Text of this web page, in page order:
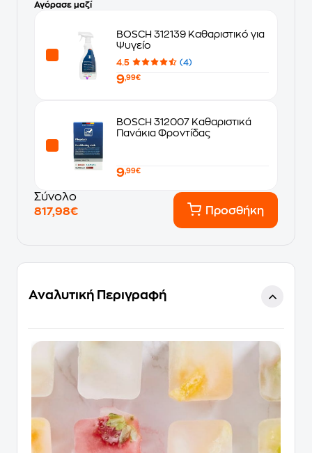
Αγόρασε μαζί
BOSCH 312139 Καθαριστικό για
Ψυγείο
4.5 (4)
9,99€
BOSCH 312007 Καθαριστικά
Πανάκια Φροντίδας
9,99€
Σύνολο
817,98€
Προσθήκη
Αναλυτική Περιγραφή